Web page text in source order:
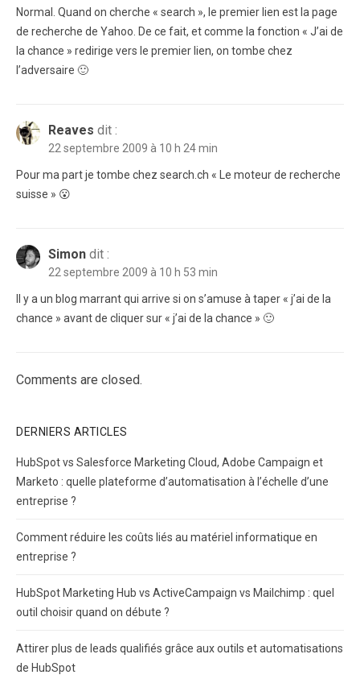
Normal. Quand on cherche « search », le premier lien est la page
de recherche de Yahoo. De ce fait, et comme la fonction « J’ai de
la chance » redirige vers le premier lien, on tombe chez
l’adversaire 🙂
Reaves dit :
22 septembre 2009 à 10 h 24 min
Pour ma part je tombe chez search.ch « Le moteur de recherche
suisse » 😮
Simon dit :
22 septembre 2009 à 10 h 53 min
Il y a un blog marrant qui arrive si on s’amuse à taper « j’ai de la
chance » avant de cliquer sur « j’ai de la chance » 🙂
Comments are closed.
DERNIERS ARTICLES
HubSpot vs Salesforce Marketing Cloud, Adobe Campaign et
Marketo : quelle plateforme d’automatisation à l’échelle d’une
entreprise ?
Comment réduire les coûts liés au matériel informatique en
entreprise ?
HubSpot Marketing Hub vs ActiveCampaign vs Mailchimp : quel
outil choisir quand on débute ?
Attirer plus de leads qualifiés grâce aux outils et automatisations
de HubSpot